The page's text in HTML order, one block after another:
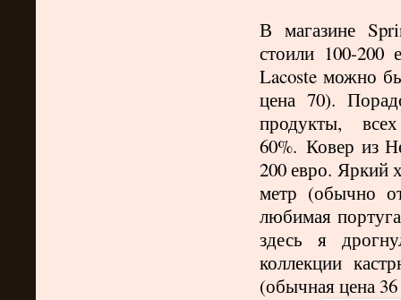
В магазине
стоили 100-200
Lacoste можно
цена 70).
продукты,
60%. Ковер из
200 евро. Яркий
метр (обычно
любимая
здесь я
коллекции
(обычная цена